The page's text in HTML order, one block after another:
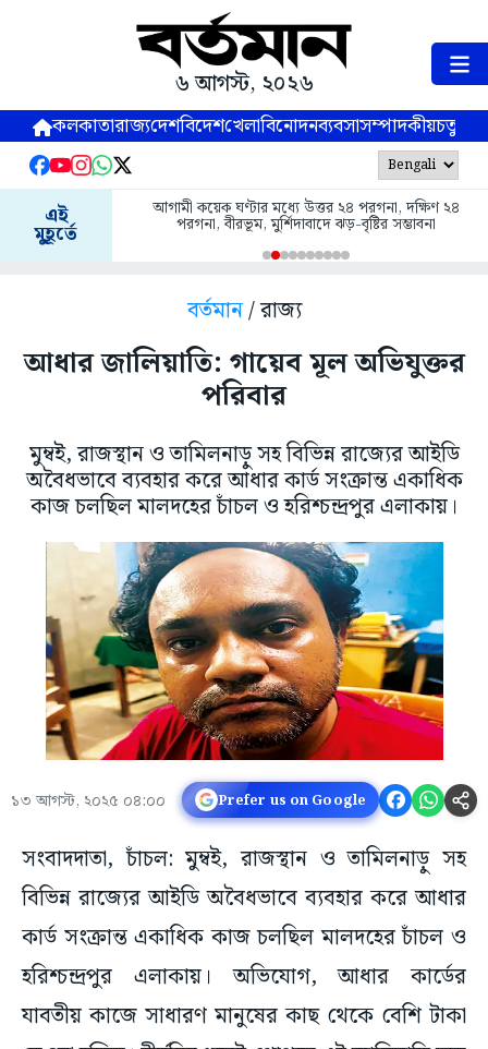
৬ আগস্ট, ২০২৬
কলকাতারাজ্যদেশবিদেশখেলাবিনোদনব্যবসাসম্পাদকীয়
এই
মুহূর্তে
আগামী কয়েক ঘণ্টার মধ্যে উত্তর ২৪ পরগনা, দক্ষিণ ২৪
পরগনা, বীরভূম, মুর্শিদাবাদে ঝড়-বৃষ্টির সম্ভাবনা
বর্তমান/ রাজ্য
আধার জালিয়াতি: গায়েব মূল অভিযুক্তর
পরিবার
মুম্বই, রাজস্থান ও তামিলনাড়ু সহ বিভিন্ন রাজ্যের আইডি
অবৈধভাবে ব্যবহার করে আধার কার্ড সংক্রান্ত একাধিক
কাজ চলছিল মালদহের চাঁচল ও হরিশ্চন্দ্রপুর এলাকায়।
১৩ আগস্ট, ২০২৫ ০৪:০০ Prefer us on Google
সংবাদদাতা, চাঁচল: মুম্বই, রাজস্থান ও তামিলনাড়ু সহ
বিভিন্ন রাজ্যের আইডি অবৈধভাবে ব্যবহার করে আধার
কার্ড সংক্রান্ত একাধিক কাজ চলছিল মালদহের চাঁচল ও
হরিশ্চন্দ্রপুর এলাকায়। অভিযোগ, আধার কার্ডের
যাবতীয় কাজে সাধারণ মানুষের কাছ থেকে বেশি টাকা